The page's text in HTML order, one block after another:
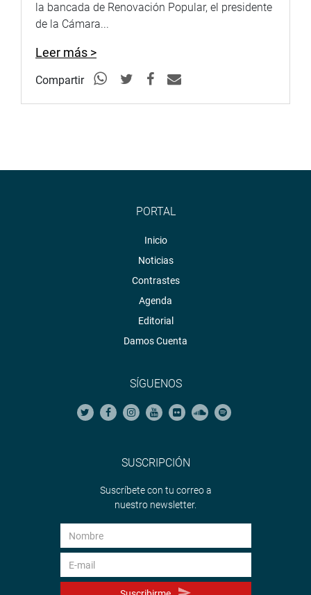
la bancada de Renovación Popular, el presidente
de la Cámara...
Leer más >
Compartir
PORTAL
Inicio
Noticias
Contrastes
Agenda
Editorial
Damos Cuenta
SÍGUENOS
SUSCRIPCIÓN
Suscríbete con tu correo a
nuestro newsletter.